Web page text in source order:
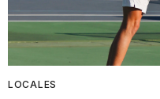
LOCALES